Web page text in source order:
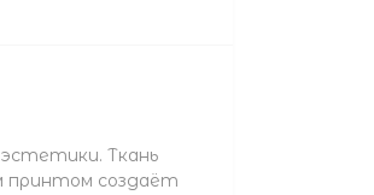
Ткань
принтом создаёт